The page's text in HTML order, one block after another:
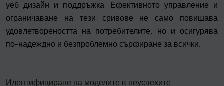
уеб дизайн и поддръжка. Ефективното управление и
ограничаване на тези сривове не само повишава
удовлетвореността на потребителите, но и осигурява
по-надеждно и безпроблемно сърфиране за всички.
Идентифициране на моделите в неуспехите